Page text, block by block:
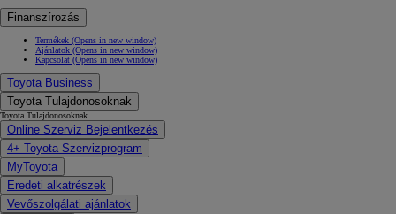
Finanszírozás
Termékek (Opens in new window)
Ajánlatok (Opens in new window)
Kapcsolat (Opens in new window)
Toyota Business
Toyota Tulajdonosoknak
Toyota Tulajdonosoknak
Online Szerviz Bejelentkezés
4+ Toyota Szervizprogram
MyToyota
Eredeti alkatrészek
Vevőszolgálati ajánlatok